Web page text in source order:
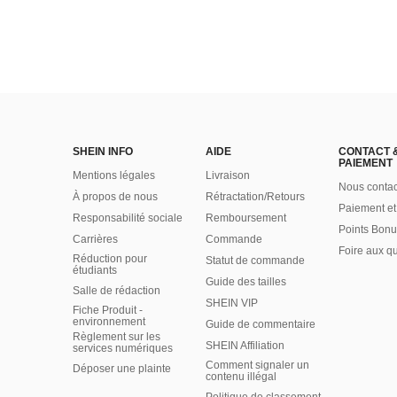
SHEIN INFO
Mentions légales
À propos de nous
Responsabilité sociale
Carrières
Réduction pour
étudiants
Salle de rédaction
Fiche Produit -
environnement
Règlement sur les
services numériques
Déposer une plainte
AIDE
Livraison
Rétractation/Retours
Remboursement
Commande
Statut de commande
Guide des tailles
SHEIN VIP
Guide de commentaire
SHEIN Affiliation
Comment signaler un
contenu illégal
CONTACT
PAIEMENT
Nous
Paiement
Points
Foire aux